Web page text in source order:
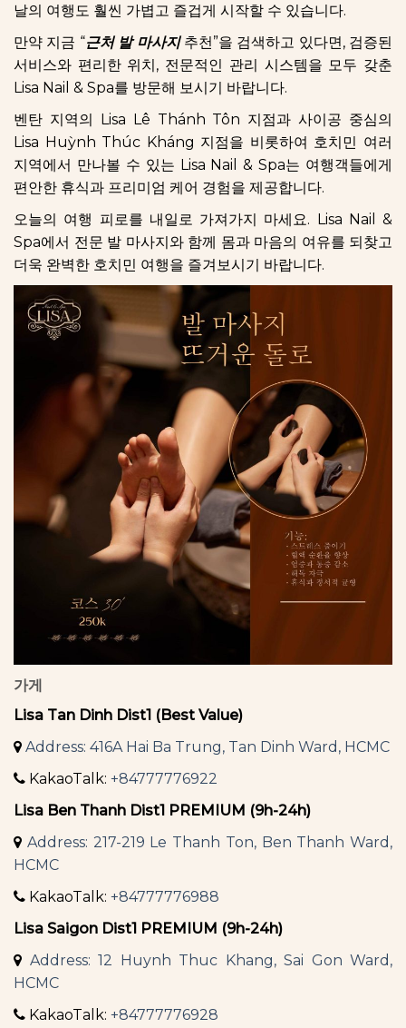
날의 여행도 훨씬 가볍고 즐겁게 시작할 수 있습니다.
만약 지금 “근처 발 마사지추천”을 검색하고 있다면, 검증된
서비스와 편리한 위치, 전문적인 관리 시스템을 모두 갖춘
Lisa Nail & Spa를 방문해 보시기 바랍니다.
벤탄 지역의 Lisa Lê Thánh Tôn 지점과 사이공 중심의
Lisa Huỳnh Thúc Kháng 지점을 비롯하여 호치민 여러
지역에서 만나볼 수 있는 Lisa Nail & Spa는 여행객들에게
편안한 휴식과 프리미엄 케어 경험을 제공합니다.
오늘의 여행 피로를 내일로 가져가지 마세요. Lisa Nail &
Spa에서 전문 발 마사지와 함께 몸과 마음의 여유를 되찾고
더욱 완벽한 호치민 여행을 즐겨보시기 바랍니다.
가게
Lisa Tan Dinh Dist1 (Best Value)
Address: 416A Hai Ba Trung, Tan Dinh Ward, HCMC
KakaoTalk: +84777776922
Lisa Ben Thanh Dist1 PREMIUM (9h-24h)
Address: 217-219 Le Thanh Ton, Ben Thanh Ward,
HCMC
KakaoTalk: +84777776988
Lisa Saigon Dist1 PREMIUM (9h-24h)
Address: 12 Huynh Thuc Khang, Sai Gon Ward,
HCMC
KakaoTalk: +84777776928